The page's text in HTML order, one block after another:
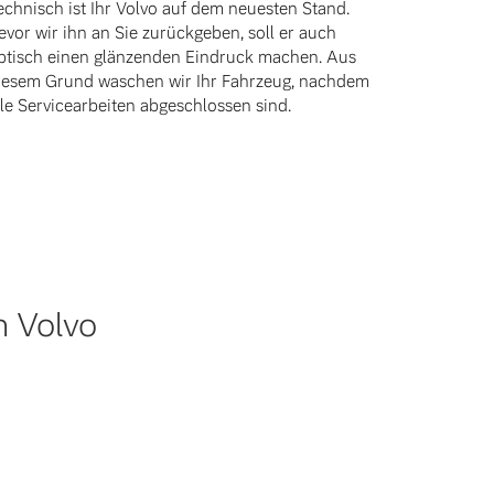
ist Ihr Volvo auf dem neuesten Stand.
wir ihn an Sie zurückgeben, soll er auch
einen glänzenden Eindruck machen. Aus
Grund waschen wir Ihr Fahrzeug, nachdem
Servicearbeiten abgeschlossen sind.
Volvo